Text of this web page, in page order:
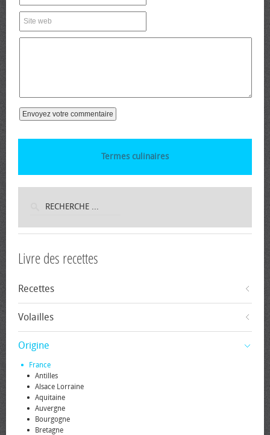
Termes culinaires
Livre des recettes
Recettes
Volailles
Origine
France
Antilles
Alsace Lorraine
Aquitaine
Auvergne
Bourgogne
Bretagne